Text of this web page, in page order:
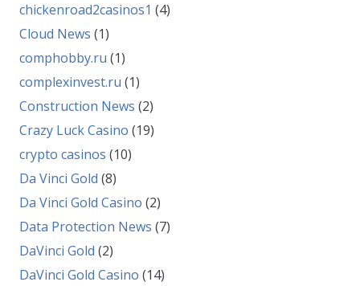
chickenroad2casinos1 (4)
Cloud News (1)
comphobby.ru (1)
complexinvest.ru (1)
Construction News (2)
Crazy Luck Casino (19)
crypto casinos (10)
Da Vinci Gold (8)
Da Vinci Gold Casino (2)
Data Protection News (7)
DaVinci Gold (2)
DaVinci Gold Casino (14)